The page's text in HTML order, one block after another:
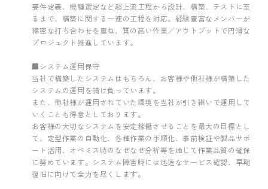
要件定義、機種選定など超上流工程から設計、構築、テストに至
るまで、構築に関する一連の工程を対応。経験豊富なメンバーが
綿密な打ち合わせを重ね、質の高い作業／アウトプットで円滑な
プロジェクト推進しています。
■システム運用保守
当社で構築したシステムはもちろん、お客様や他社様が構築した
システムの運用を請け負っています。
また、他社様が運用されていた環境を当社が引き継いで運用して
いくことも得意としております。
お客様の大切なシステムを安定稼働させることを最大の目標とし
て、定型作業の自動化、各種作業の手順化、事前検証や製品サポ
ート活用、オペミス時のなぜなぜ分析等を通じて作業品質の確保
に努めています。システム障害時には迅速なサービス確認、早期
復旧に向けて全力を尽くします。